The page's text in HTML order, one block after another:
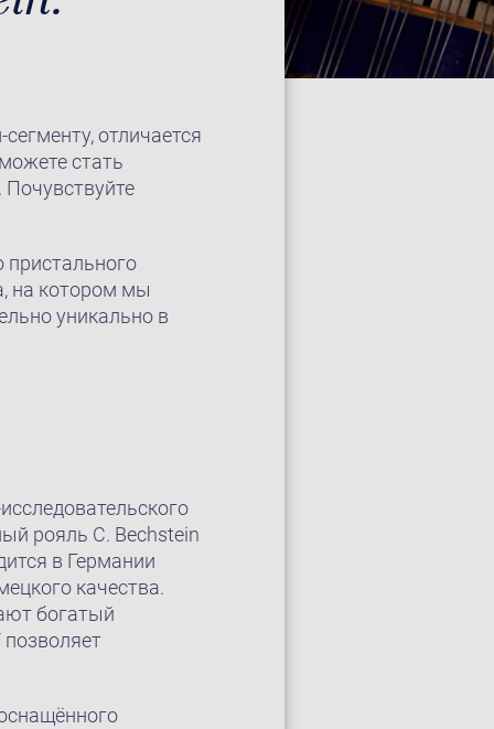
отличается
стать
Почувствуйте
пристального
на котором мы
уникально в
рояль C. Bechstein
в Германии
качества.
богатый